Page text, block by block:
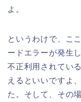
よ。
というわけで、こ
ードエラーが発生
不正利用されてい
えるといいですよ
た。そして、その